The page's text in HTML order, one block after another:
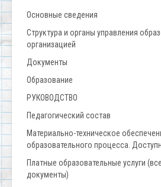
Основные сведения
Структура и органы управления
организацией
Документы
Образование
РУКОВОДСТВО
Педагогический состав
Материально-техническое
образовательного процесса.
Платные образовательные услуги
документы)